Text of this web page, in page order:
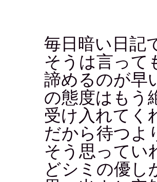
毎日暗い日記
そうは言って
諦めるのが早
の態度はもう
受け入れてく
だから待つよ
そう思ってい
どシミの優し